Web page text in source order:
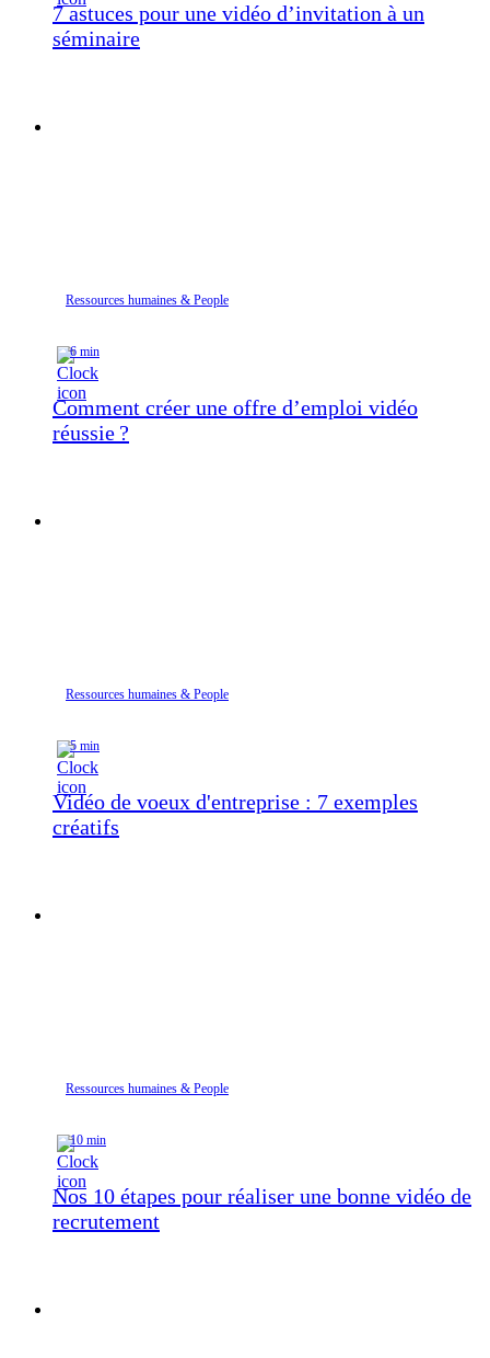
7 astuces pour une vidéo d’invitation à un
séminaire
Ressources humaines & People
6 min
Comment créer une offre d’emploi vidéo
réussie ?
Ressources humaines & People
5 min
Vidéo de voeux d'entreprise : 7 exemples
créatifs
Ressources humaines & People
10 min
Nos 10 étapes pour réaliser une bonne vidéo de
recrutement